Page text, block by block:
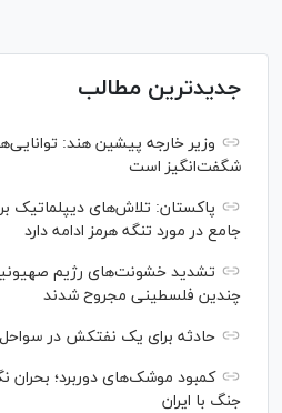
جدیدترین مطالب
وزیر خارجه پیشین هند:
شگفت‌انگیز است
پاکستان: تلاش‌های دیپلماتیک
جامع در مورد تنگه هرمز ادامه دارد
تشدید خشونت‌های رژیم
چندین فلسطینی مجروح شدند
حادثه برای یک نفتکش در
کمبود موشک‌های دوربرد؛ بحران
جنگ با ایران